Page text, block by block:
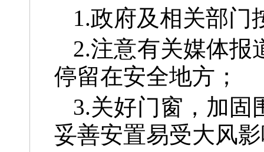
1.政府及相关部门
2.注意有关媒体报
停留在安全地方；
3.关好门窗，加固
妥善安置易受大风